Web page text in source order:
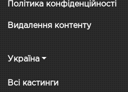
Політика конфіденційності
Видалення контенту
Україна
Всі кастинги